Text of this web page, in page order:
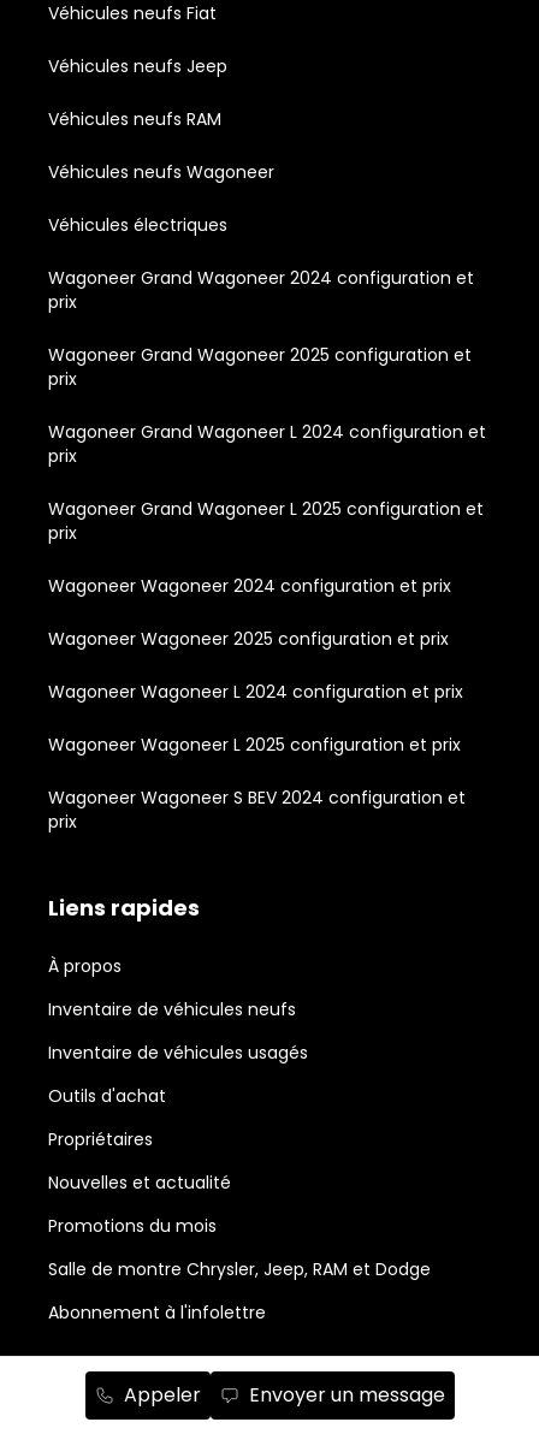
Appeler Envoyer un message
Véhicules neufs Fiat
Véhicules neufs Jeep
Véhicules neufs RAM
Véhicules neufs Wagoneer
Véhicules électriques
Wagoneer Grand Wagoneer 2024 configuration et
prix
Wagoneer Grand Wagoneer 2025 configuration et
prix
Wagoneer Grand Wagoneer L 2024 configuration et
prix
Wagoneer Grand Wagoneer L 2025 configuration et
prix
Wagoneer Wagoneer 2024 configuration et prix
Wagoneer Wagoneer 2025 configuration et prix
Wagoneer Wagoneer L 2024 configuration et prix
Wagoneer Wagoneer L 2025 configuration et prix
Wagoneer Wagoneer S BEV 2024 configuration et
prix
Liens rapides
À propos
Inventaire de véhicules neufs
Inventaire de véhicules usagés
Outils d'achat
Propriétaires
Nouvelles et actualité
Promotions du mois
Salle de montre Chrysler, Jeep, RAM et Dodge
Abonnement à l'infolettre
Service et pièces